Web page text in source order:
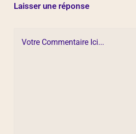
Laisser une réponse
Votre Commentaire Ici...